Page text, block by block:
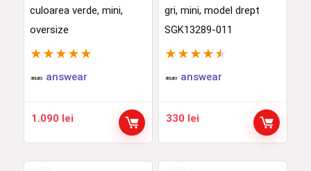
culoarea verde, mini,
oversize
★ ★ ★ ★ ★
answear
1.090 lei
gri, mini, model drept
SGK13289-011
★ ★ ★ ★ ★
answear
330 lei